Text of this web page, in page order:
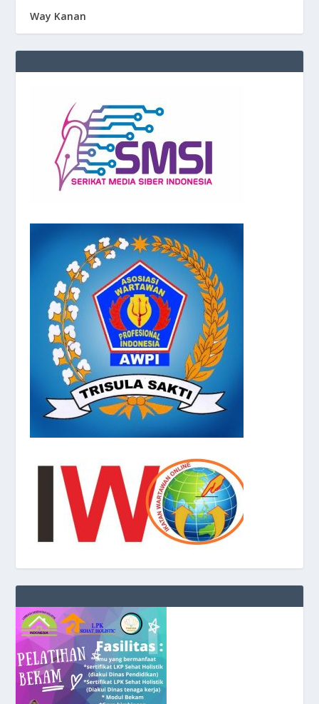
Way Kanan